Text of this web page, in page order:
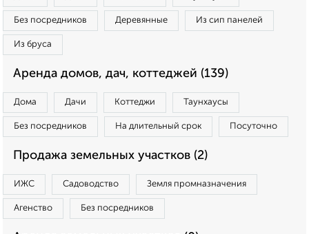
Без посредников Деревянные Из сип панелей
Из бруса
Аренда домов, дач, коттеджей (139)
Дома Дачи Коттеджи Таунхаусы
Без посредников На длительный срок Посуточно
Продажа земельных участков (2)
ИЖС Садоводство Земля промназначения
Агенство Без посредников